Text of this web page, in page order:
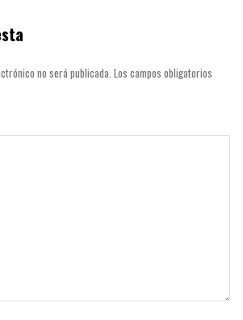
no será publicada. Los campos obligatorios